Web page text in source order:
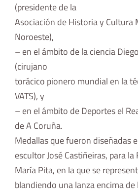
(presidente de la
Asociación de Historia y Cultura
Noroeste),
– en el ámbito de la ciencia
(cirujano
torácico pionero mundial en la
VATS), y
– en el ámbito de Deportes el
de A Coruña.
Medallas que fueron diseñadas
escultor José Castiñeiras, para la
María Pita, en la que se
blandiendo una lanza encima